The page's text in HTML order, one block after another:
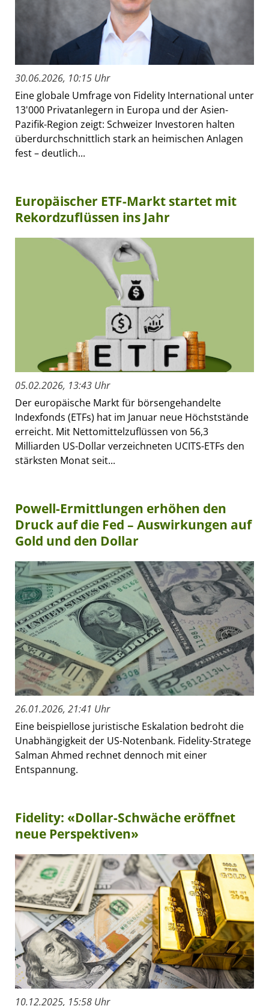
30.06.2026, 10:15 Uhr
Eine globale Umfrage von Fidelity International unter
13'000 Privatanlegern in Europa und der Asien-
Pazifik-Region zeigt: Schweizer Investoren halten
überdurchschnittlich stark an heimischen Anlagen
fest – deutlich...
Europäischer ETF-Markt startet mit
Rekordzuflüssen ins Jahr
05.02.2026, 13:43 Uhr
Der europäische Markt für börsengehandelte
Indexfonds (ETFs) hat im Januar neue Höchststände
erreicht. Mit Nettomittelzuflüssen von 56,3
Milliarden US-Dollar verzeichneten UCITS-ETFs den
stärksten Monat seit...
Powell-Ermittlungen erhöhen den
Druck auf die Fed – Auswirkungen auf
Gold und den Dollar
26.01.2026, 21:41 Uhr
Eine beispiellose juristische Eskalation bedroht die
Unabhängigkeit der US-Notenbank. Fidelity-Stratege
Salman Ahmed rechnet dennoch mit einer
Entspannung.
Fidelity: «Dollar-Schwäche eröffnet
neue Perspektiven»
10.12.2025, 15:58 Uhr